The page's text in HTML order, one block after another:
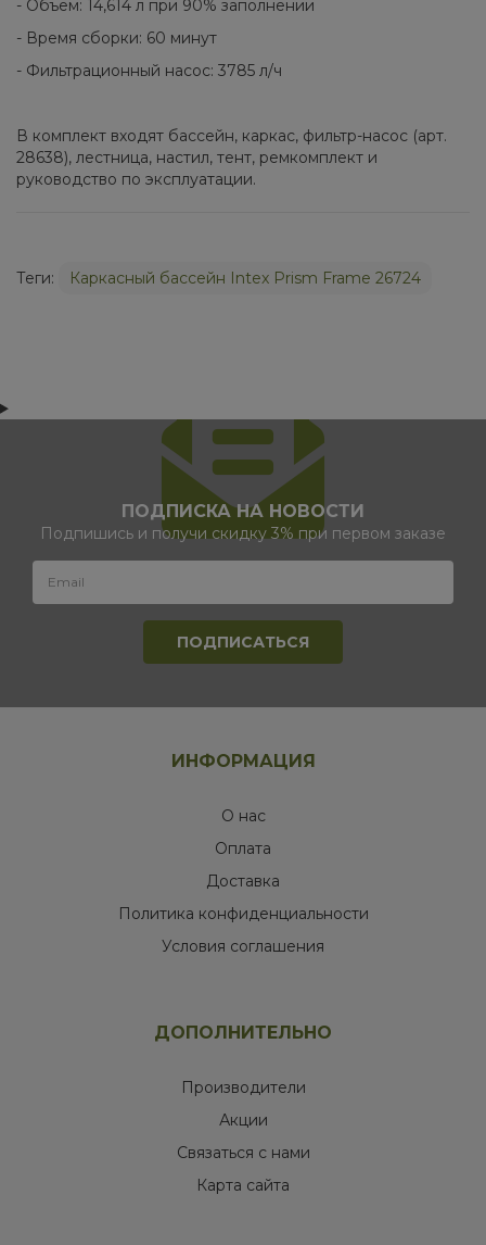
- Объем: 14,614 л при 90% заполнении
- Время сборки: 60 минут
- Фильтрационный насос: 3785 л/ч
В комплект входят бассейн, каркас, фильтр-насос (арт.
28638), лестница, настил, тент, ремкомплект и
руководство по эксплуатации.
Теги: Каркасный бассейн Intex Prism Frame 26724
ПОДПИСКА НА НОВОСТИ
Подпишись и получи скидку 3% при первом заказе
ИНФОРМАЦИЯ
О нас
Оплата
Доставка
Политика конфиденциальности
Условия соглашения
ДОПОЛНИТЕЛЬНО
Производители
Акции
Связаться с нами
Карта сайта